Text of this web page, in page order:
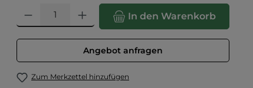
Produkt Anzahl: Gib den gewünschten Wert ein oder
In den Warenkorb
Angebot anfragen
Zum Merkzettel hinzufügen